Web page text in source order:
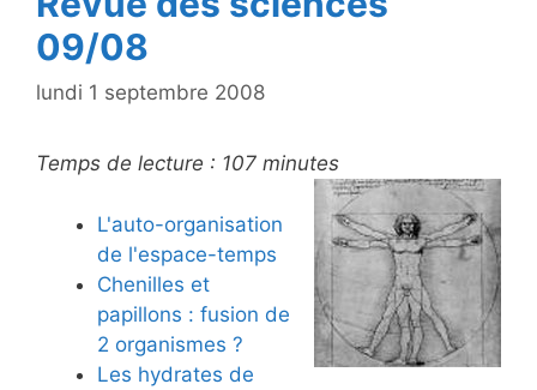
09/08
lundi 1 septembre 2008
Temps de lecture : 107 minutes
L'auto-organisation
de l'espace-temps
Chenilles et
papillons : fusion de
2 organismes ?
Les hydrates de